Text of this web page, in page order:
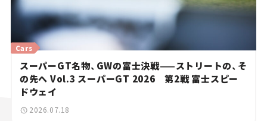
Cars
スーパーGT名物、GWの富士決戦——ストリートの、そ
の先へ Vol.3 スーパーGT 2026 第2戦 富士スピー
ドウェイ
2026.07.18